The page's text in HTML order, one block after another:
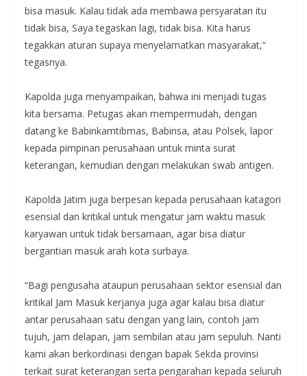
bisa masuk. Kalau tidak ada membawa persyaratan itu
tidak bisa, Saya tegaskan lagi, tidak bisa. Kita harus
tegakkan aturan supaya menyelamatkan masyarakat,”
tegasnya.
Kapolda juga menyampaikan, bahwa ini menjadi tugas
kita bersama. Petugas akan mempermudah, dengan
datang ke Babinkamtibmas, Babinsa, atau Polsek, lapor
kepada pimpinan perusahaan untuk minta surat
keterangan, kemudian dengan melakukan swab antigen.
Kapolda Jatim juga berpesan kepada perusahaan katagori
esensial dan kritikal untuk mengatur jam waktu masuk
karyawan untuk tidak bersamaan, agar bisa diatur
bergantian masuk arah kota surbaya.
“Bagi pengusaha ataupun perusahaan sektor esensial dan
kritikal Jam Masuk kerjanya juga agar kalau bisa diatur
antar perusahaan satu dengan yang lain, contoh jam
tujuh, jam delapan, jam sembilan atau jam sepuluh. Nanti
kami akan berkordinasi dengan bapak Sekda provinsi
terkait surat keterangan serta pengarahan kepada seluruh